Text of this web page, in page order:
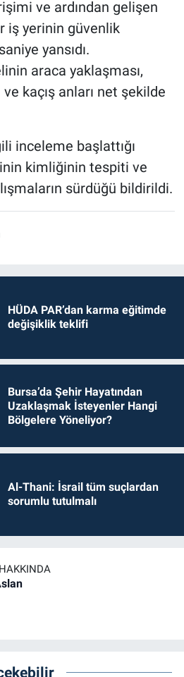
ve ardından gelişen
iş yerinin güvenlik
yansıdı.
araca yaklaşması,
kaçış anları net şekilde
inceleme başlattığı
kimliğinin tespiti ve
sürdüğü bildirildi.
HÜDA PAR’dan karma eğitimde
değişiklik teklifi
Bursa’da Şehir Hayatından
Uzaklaşmak İsteyenler Hangi
Bölgelere Yöneliyor?
Al-Thani: İsrail tüm suçlardan
sorumlu tutulmalı